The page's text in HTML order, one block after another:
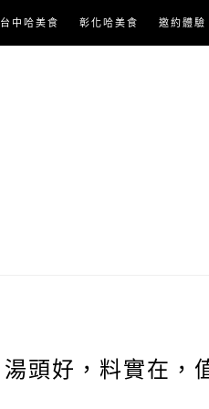
台中哈美食 彰化哈美食 邀約體驗
湯頭好，料實在，